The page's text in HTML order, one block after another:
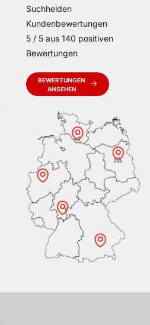
Suchhelden
Kundenbewertungen
5 / 5 aus 140 positiven
Bewertungen
BEWERTUNGEN
ANSEHEN